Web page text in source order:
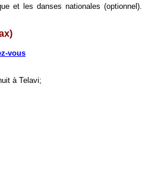
et les danses nationales(optionnel).
vous
à Telavi;